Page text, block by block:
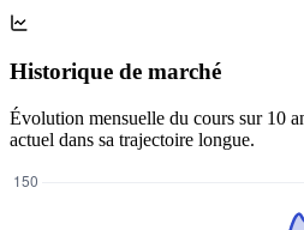
Historique de marché
Évolution mensuelle du cours sur 10
actuel dans sa trajectoire longue.